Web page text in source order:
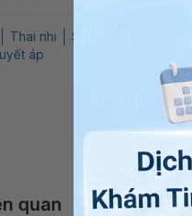
Thai nhi Sản khoa
áp
quan